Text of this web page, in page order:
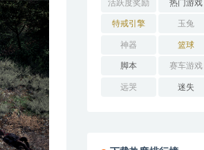
活跃度奖励 热门游戏
特戒引擎 玉兔
神器 篮球
脚本 赛车游戏
远哭 迷失